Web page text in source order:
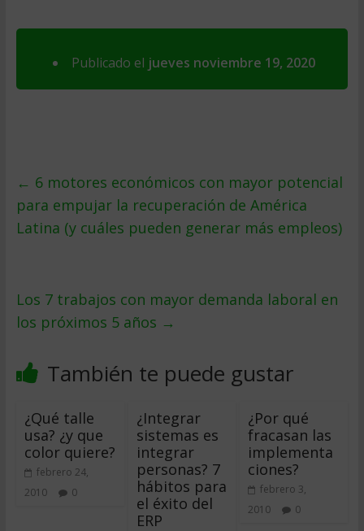
Publicado el jueves noviembre 19, 2020
← 6 motores económicos con mayor potencial
para empujar la recuperación de América
Latina (y cuáles pueden generar más empleos)
Los 7 trabajos con mayor demanda laboral en
los próximos 5 años →
También te puede gustar
¿Qué talle
usa? ¿y que
color quiere?
febrero 24,
2010
0
¿Integrar
sistemas es
integrar
personas? 7
hábitos para
el éxito del
ERP
¿Por qué
fracasan las
implementa
ciones?
febrero 3,
2010
0